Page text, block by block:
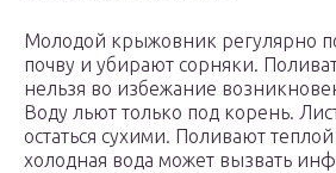
Молодой крыжовник регулярно
почву и убирают сорняки.
нельзя во избежание
Воду льют только под корень.
остаться сухими. Поливают
холодная вода может вызвать